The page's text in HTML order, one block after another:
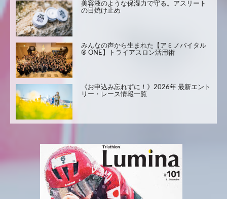
美容液のような保湿力で守る。アスリート
の日焼け止め
みんなの声から生まれた【アミノバイタル
® ONE】トライアスロン活用術
《お申込み忘れずに！》2026年 最新エント
リー・レース情報一覧